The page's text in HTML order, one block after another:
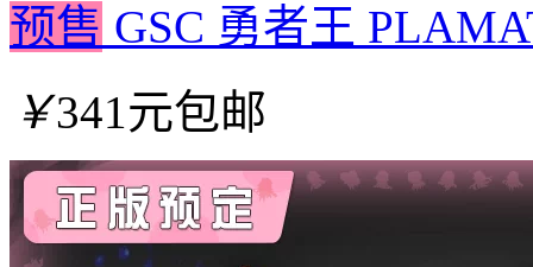
预售 GSC 勇者王
￥341元包邮